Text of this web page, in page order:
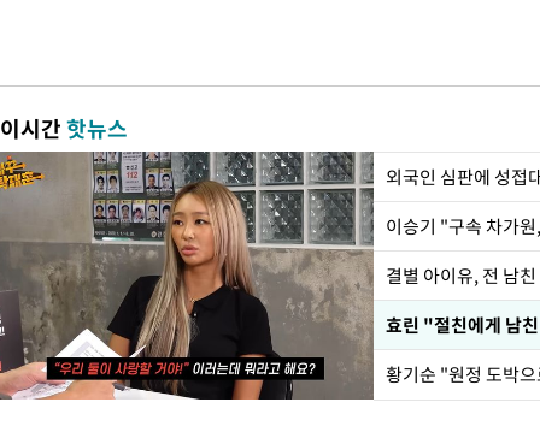
이시간핫뉴스
외국인 심판에 성
이승기 "구속 차가
결별 아이유, 전 남
효린 "절친에게 남
황기순 "원정 도박